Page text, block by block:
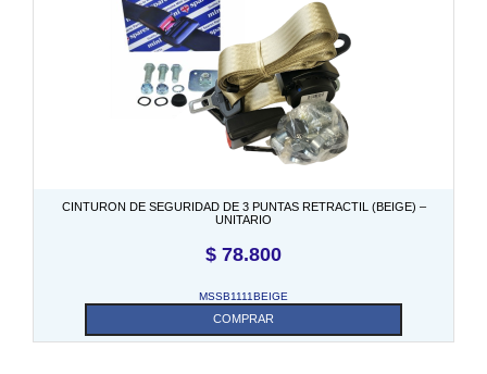
CINTURON DE SEGURIDAD DE 3 PUNTAS RETRACTIL (BEIGE) –
UNITARIO
$ 78.800
MSSB1111BEIGE
COMPRAR